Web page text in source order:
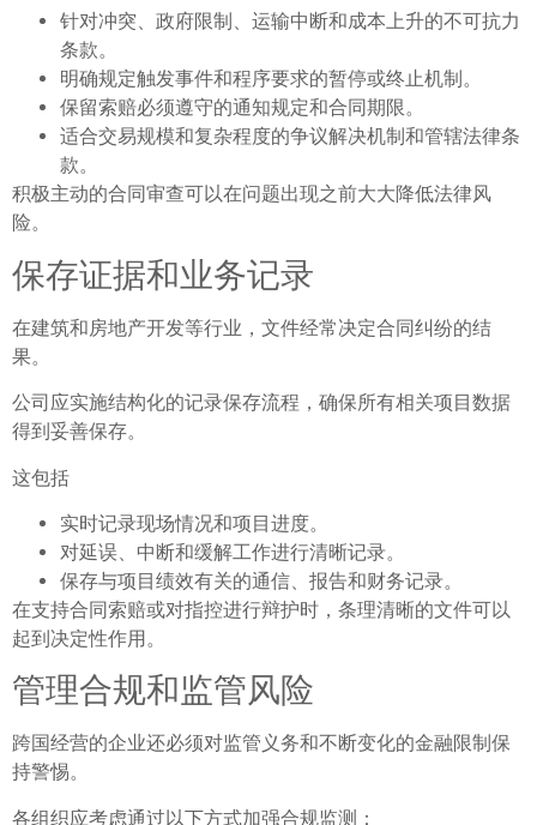
针对冲突、政府限制、运输中断和成本上升的不可抗力
条款。
明确规定触发事件和程序要求的暂停或终止机制。
保留索赔必须遵守的通知规定和合同期限。
适合交易规模和复杂程度的争议解决机制和管辖法律条
款。
积极主动的合同审查可以在问题出现之前大大降低法律风
险。
保存证据和业务记录
在建筑和房地产开发等行业，文件经常决定合同纠纷的结
果。
公司应实施结构化的记录保存流程，确保所有相关项目数据
得到妥善保存。
这包括
实时记录现场情况和项目进度。
对延误、中断和缓解工作进行清晰记录。
保存与项目绩效有关的通信、报告和财务记录。
在支持合同索赔或对指控进行辩护时，条理清晰的文件可以
起到决定性作用。
管理合规和监管风险
跨国经营的企业还必须对监管义务和不断变化的金融限制保
持警惕。
各组织应考虑通过以下方式加强合规监测：